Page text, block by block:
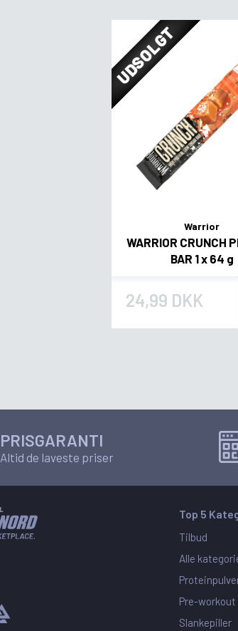
UDSOLGT
Warrior
WARRIOR CRUNCH
BAR 1 x 64 g
24,99 DKK
PRISGARANTI
Altid de laveste priser
Top 5
Tilbud
Alle
Pre-workout
Slankepiller